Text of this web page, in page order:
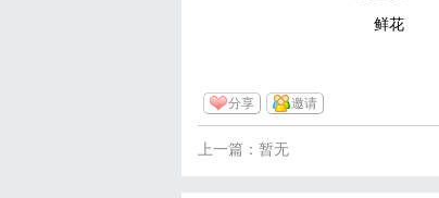
鲜花
分享 邀请
上一篇：暂无